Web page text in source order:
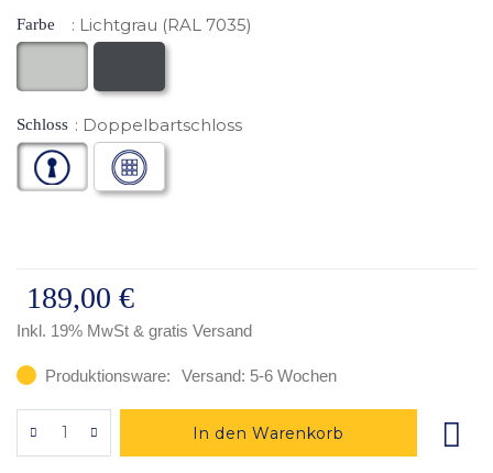
Farbe Lichtgrau (RAL 7035)
Schloss Doppelbartschloss
189,00 €
Inkl. 19% MwSt & gratis Versand
Produktionsware: Versand: 5-6 Wochen
In den Warenkorb